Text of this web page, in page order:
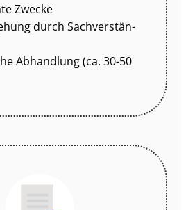
Zwecke
durch Sach­ver­stän­
Abhandlung (ca. 30-50